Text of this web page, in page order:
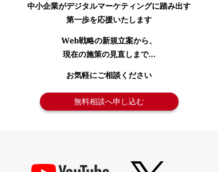
中小企業がデジタルマーケティングに踏み出す
第一歩を応援いたします
Web戦略の新規立案から、
現在の施策の見直しまで...
お気軽にご相談ください
無料相談へ申し込む